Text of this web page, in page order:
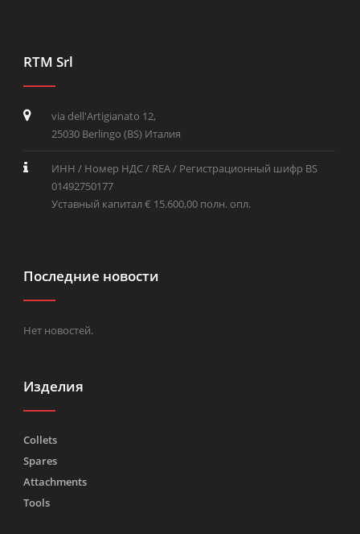
RTM Srl
via dell'Artigianato 12,
25030 Berlingo (BS) Италия
ИНН / Номер НДС / REA / Регистрационный шифр BS
01492750177
Уставный капитал € 15.600,00 полн. опл.
Последние новости
Нет новостей.
Изделия
Collets
Spares
Attachments
Tools